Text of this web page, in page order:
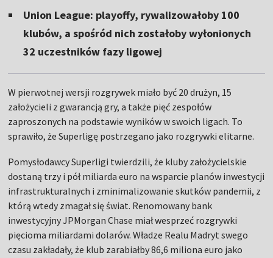
Union League: playoffy, rywalizowałoby 100
klubów, a spośród nich zostałoby wyłonionych
32 uczestników fazy ligowej
W pierwotnej wersji rozgrywek miało być 20 drużyn, 15
założycieli z gwarancją gry, a także pięć zespołów
zaproszonych na podstawie wyników w swoich ligach. To
sprawiło, że Superligę postrzegano jako rozgrywki elitarne.
Pomysłodawcy Superligi twierdzili, że kluby założycielskie
dostaną trzy i pół miliarda euro na wsparcie planów inwestycji
infrastrukturalnych i zminimalizowanie skutków pandemii, z
którą wtedy zmagał się świat. Renomowany bank
inwestycyjny JPMorgan Chase miał wesprzeć rozgrywki
pięcioma miliardami dolarów. Władze Realu Madryt swego
czasu zakładały, że klub zarabiałby 86,6 miliona euro jako